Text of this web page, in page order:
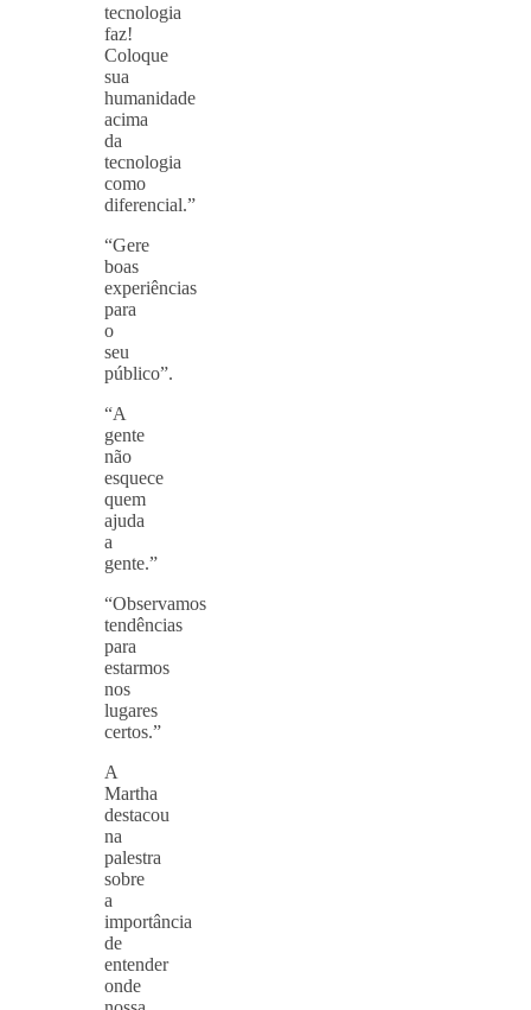
tecnologia
faz!
Coloque
sua
humanidade
acima
da
tecnologia
como
diferencial.”
“Gere
boas
experiências
para
o
seu
público”.
“A
gente
não
esquece
quem
ajuda
a
gente.”
“Observamos
tendências
para
estarmos
nos
lugares
certos.”
A
Martha
destacou
na
palestra
sobre
a
importância
de
entender
onde